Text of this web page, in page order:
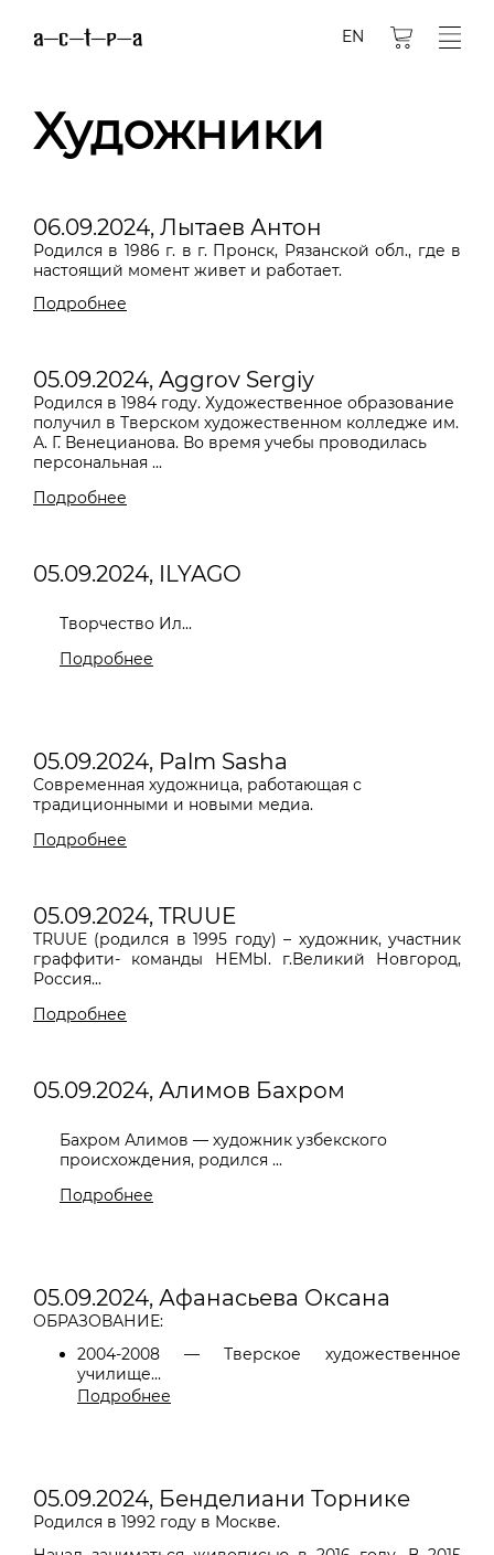
EN
Художники
06.09.2024, Лытаев Антон
Родился в 1986 г. в г. Пронск, Рязанской обл., где в
настоящий момент живет и работает.
Подробнее
05.09.2024, Aggrov Sergiy
Родился в 1984 году. Художественное образование
получил в Тверском художественном колледже им.
А. Г. Венецианова. Во время учебы проводилась
персональная ...
Подробнее
05.09.2024, ILYAGO
Творчество Ил...
Подробнее
05.09.2024, Palm Sasha
Современная художница, работающая с
традиционными и новыми медиа.
Подробнее
05.09.2024, TRUUE
TRUUE (родился в 1995 году) – художник, участник
граффити- команды НЕМЫ. г.Великий Новгород,
Россия...
Подробнее
05.09.2024, Алимов Бахром
Бахром Алимов — художник узбекского
происхождения, родился ...
Подробнее
05.09.2024, Афанасьева Оксана
ОБРАЗОВАНИЕ:
2004-2008 — Тверское художественное
училище...
Подробнее
05.09.2024, Бенделиани Торнике
Родился в 1992 году в Москве.